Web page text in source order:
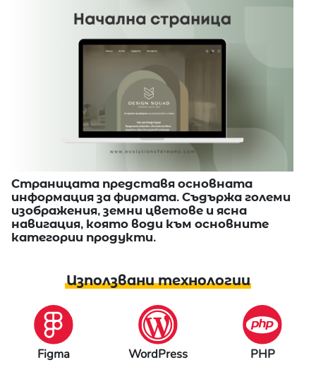
Страницата представя основната
информация за фирмата. Съдържа големи
изображения, земни цветове и ясна
навигация, която води към основните
категории продукти.
Използвани технологии
WordPress PHP JavaScript